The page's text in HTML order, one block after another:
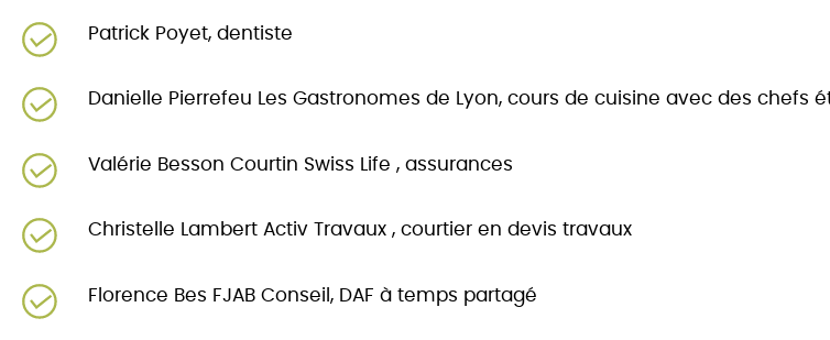
Patrick Poyet, dentiste
Danielle Pierrefeu Les Gastronomes de Lyon, cours de cuisine avec des chefs
Valérie Besson Courtin Swiss Life , assurances
Christelle Lambert Activ Travaux , courtier en devis travaux
Florence Bes FJAB Conseil, DAF à temps partagé